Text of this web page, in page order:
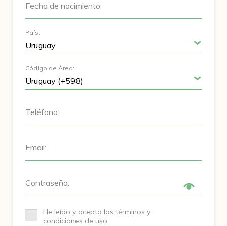
Fecha de nacimiento:
País:
Código de Área:
Teléfono:
Email:
Contraseña:
He leído y acepto los términos y
condiciones de uso